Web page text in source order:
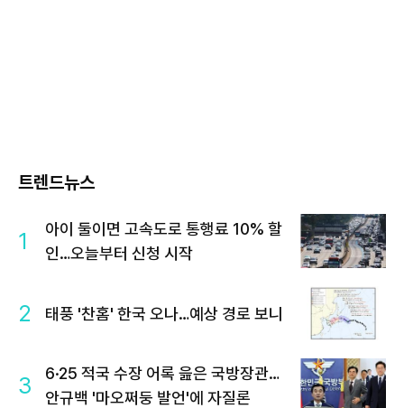
트렌드뉴스
1
아이 둘이면 고속도로 통행료 10% 할
인…오늘부터 신청 시작
2 태풍 '찬홈' 한국 오나…예상 경로 보니
3
6·25 적국 수장 어록 읊은 국방장관…
안규백 '마오쩌둥 발언'에 자질론